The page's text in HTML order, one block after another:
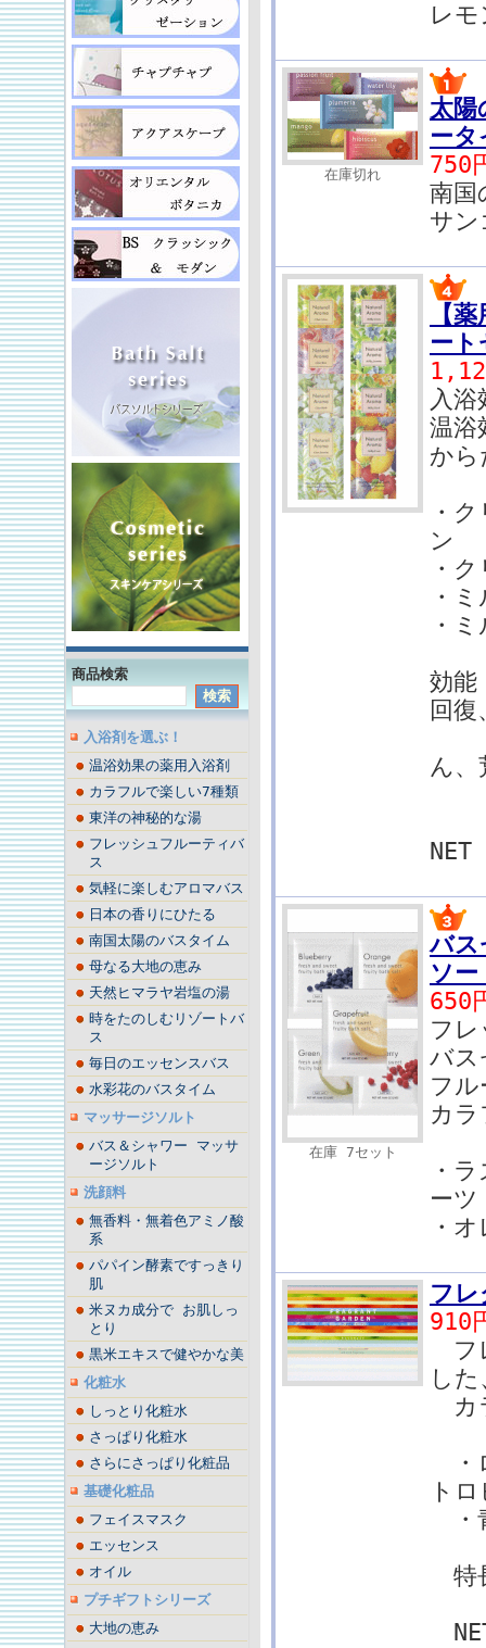
商品検索
入浴剤を選ぶ！
温浴効果の薬用入浴剤
カラフルで楽しい7種類
東洋の神秘的な湯
フレッシュフルーティバ
ス
気軽に楽しむアロマバス
日本の香りにひたる
南国太陽のバスタイム
母なる大地の恵み
天然ヒマラヤ岩塩の湯
時をたのしむリゾートバ
ス
毎日のエッセンスバス
水彩花のバスタイム
マッサージソルト
バス＆シャワー マッサ
ージソルト
洗顔料
無香料・無着色アミノ酸
系
パパイン酵素ですっきり
肌
米ヌカ成分で お肌しっ
とり
黒米エキスで健やかな美
化粧水
しっとり化粧水
さっぱり化粧水
さらにさっぱり化粧品
基礎化粧品
フェイスマスク
エッセンス
オイル
プチギフトシリーズ
大地の恵み
レ
在庫切れ
太
ー
750
南国
サン
【
ート
入
温浴
から
・
ン
・
・
・
効
回復
ん、
在庫 7セット
バス
ソ
650
フ
バス
フ
カ
・
ーツ
・
フ
910
フ
した
カ
・
ト
・
特